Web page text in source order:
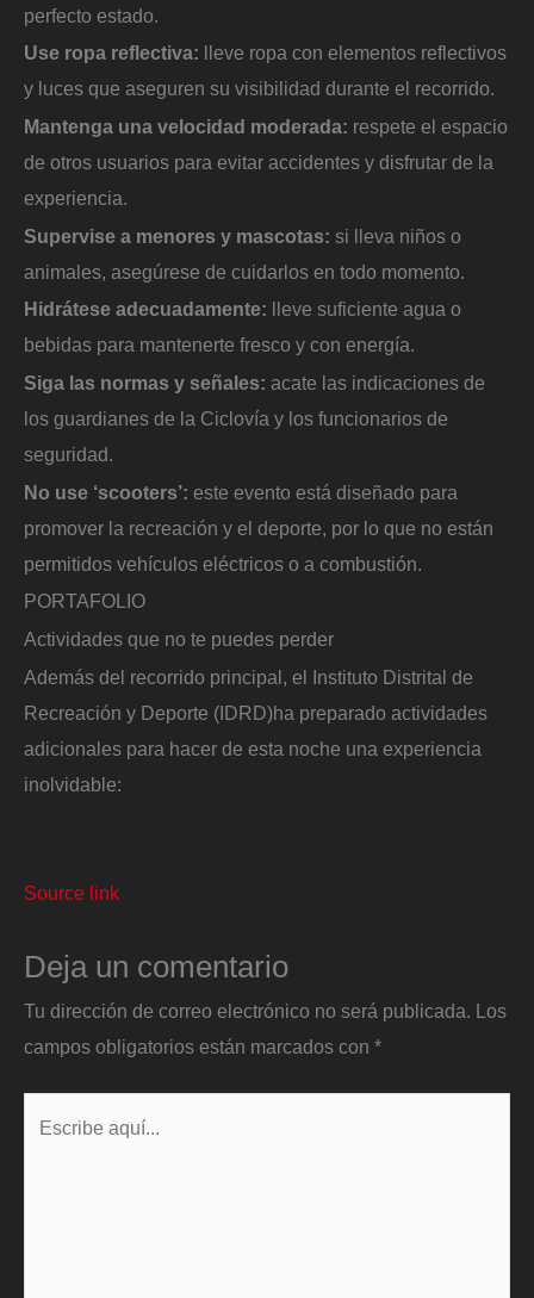
perfecto estado.
Use ropa reflectiva: lleve ropa con elementos reflectivos
y luces que aseguren su visibilidad durante el recorrido.
Mantenga una velocidad moderada: respete el espacio
de otros usuarios para evitar accidentes y disfrutar de la
experiencia.
Supervise a menores y mascotas: si lleva niños o
animales, asegúrese de cuidarlos en todo momento.
Hidrátese adecuadamente:
lleve suficiente agua o
bebidas para mantenerte fresco y con energía.
Siga las normas y señales: acate las indicaciones de
los guardianes de la Ciclovía y los funcionarios de
seguridad.
No use ‘scooters’: este evento está diseñado para
promover la recreación y el deporte, por lo que no están
permitidos vehículos eléctricos o a combustión.
PORTAFOLIO
Actividades que no te puedes perder
Además del recorrido principal, el Instituto Distrital de
Recreación y Deporte (IDRD)ha preparado actividades
adicionales para hacer de esta noche una experiencia
inolvidable:
Source link
Deja un comentario
Tu dirección de correo electrónico no será publicada. Los
campos obligatorios están marcados con *